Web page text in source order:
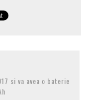
si va avea o baterie